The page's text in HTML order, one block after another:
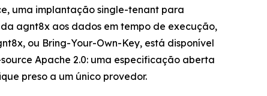
uma implantação single-tenant para
agnt8x aos dados em tempo de execução,
ou Bring-Your-Own-Key, está disponível
Apache 2.0: uma especificação aberta
preso a um único provedor.